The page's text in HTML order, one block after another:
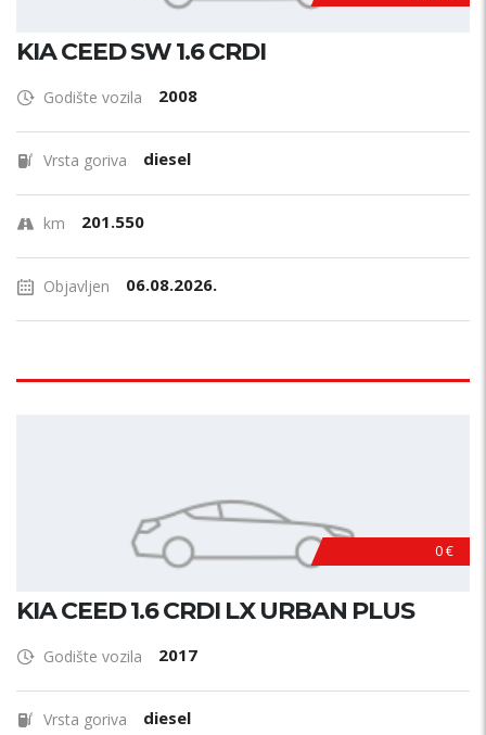
KIA CEED SW 1.6 CRDI
Godište vozila 2008
Vrsta goriva diesel
km 201.550
Objavljen 06.08.2026.
0 €
KIA CEED 1.6 CRDI LX URBAN PLUS
Godište vozila 2017
Vrsta goriva diesel